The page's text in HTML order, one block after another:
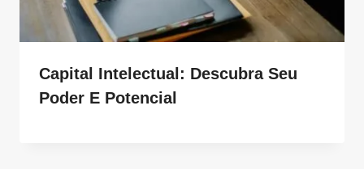
Capital Intelectual: Descubra Seu
Poder E Potencial